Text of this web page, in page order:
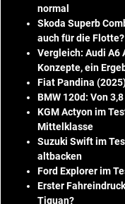
normal
Skoda Superb
auch für die Flotte?
Vergleich: Audi A6
Konzepte, ein
Fiat Pandina
BMW 120d: Von
KGM Actyon im
Mittelklasse
Suzuki Swift im
altbacken
Ford Explorer im
Erster
Tiguan?